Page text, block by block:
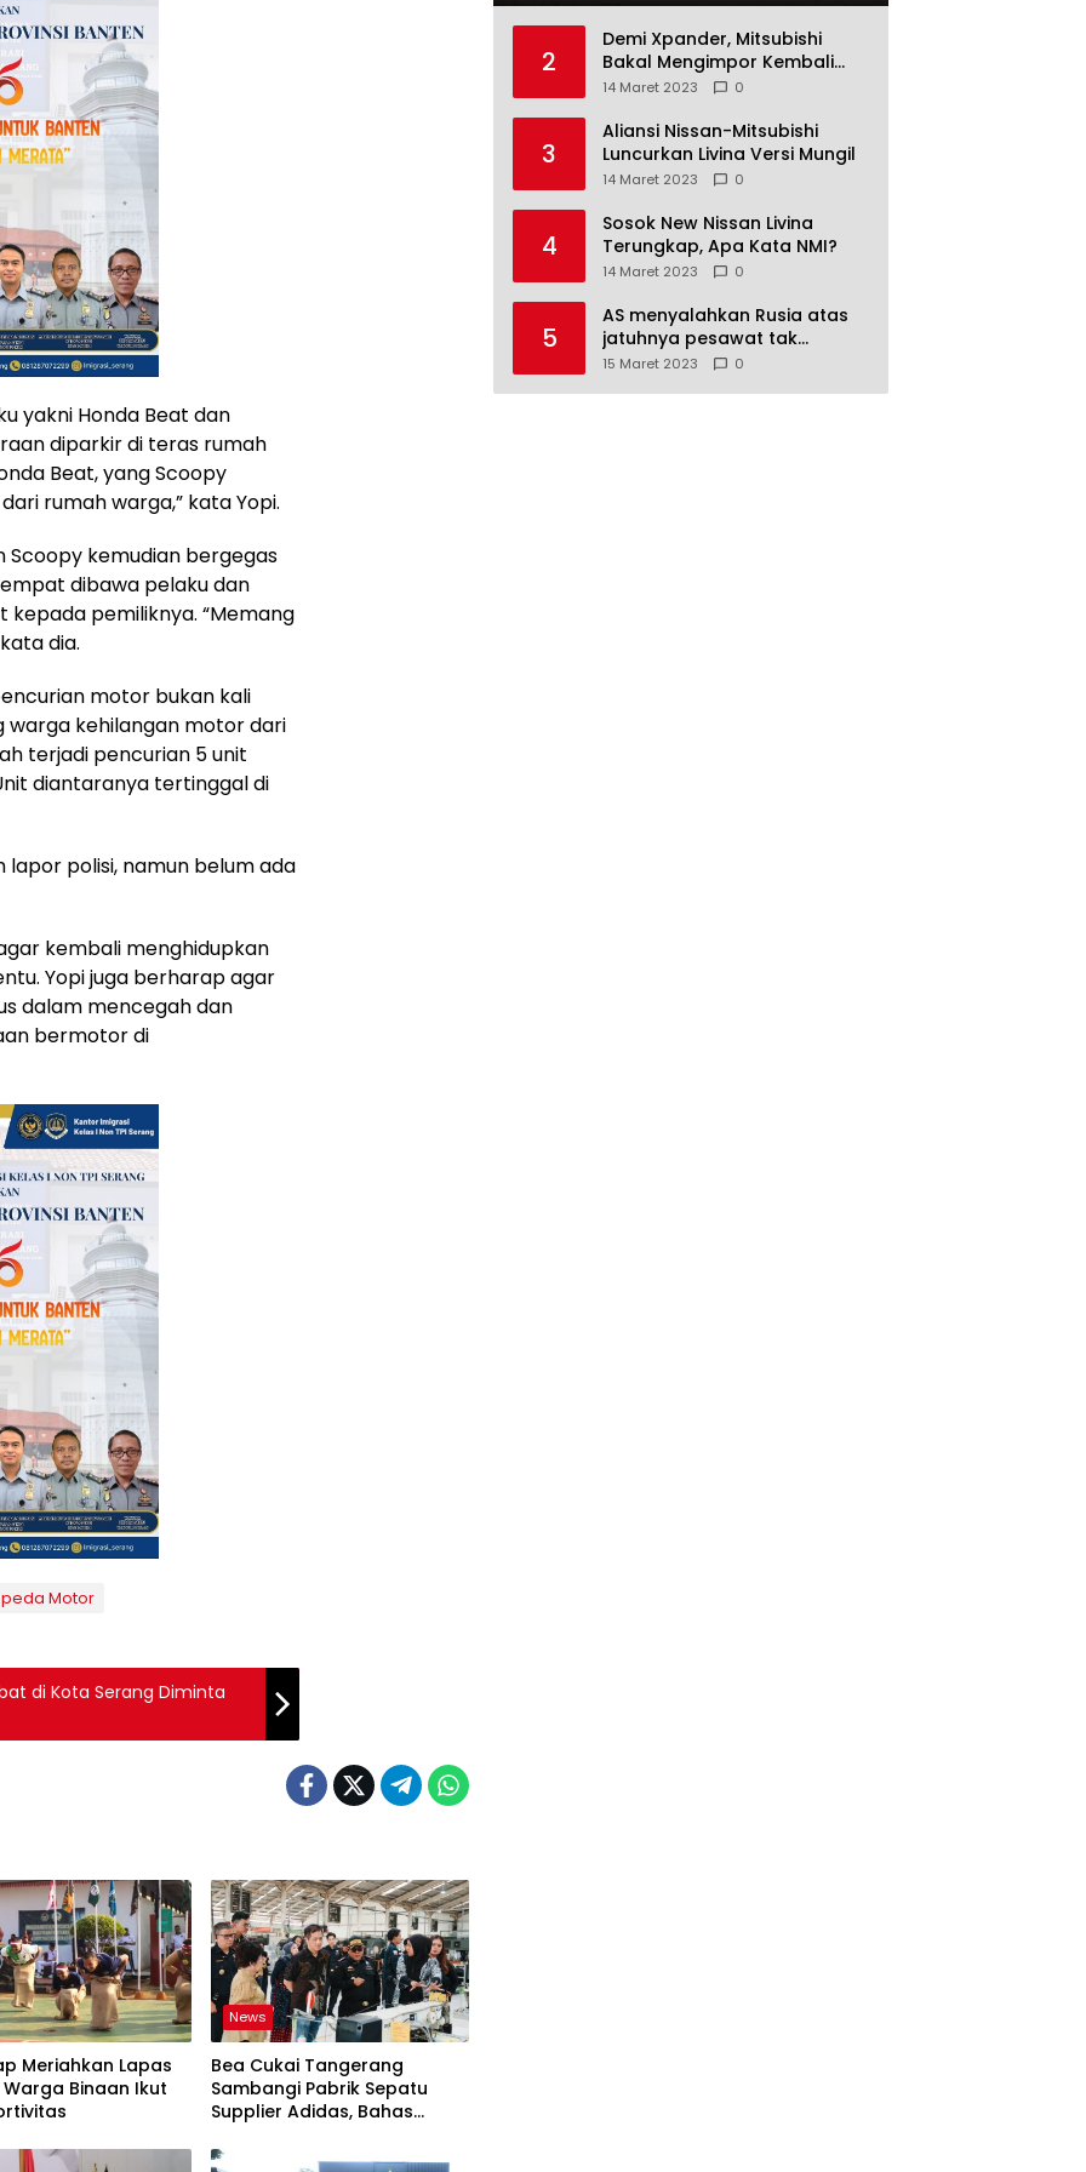
yakni Honda Beat dan
diparkir di teras rumah
Beat, yang Scoopy
rumah warga,” kata Yopi.
kemudian bergegas
dibawa pelaku dan
pemiliknya. “Memang
dia.
motor bukan kali
warga kehilangan motor dari
terjadi pencurian 5 unit
diantaranya tertinggal di
lapor polisi, namun belum ada
kembali menghidupkan
Yopi juga berharap agar
dalam mencegah dan
bermotor di
Motor
di Kota Serang Diminta
Meriahkan Lapas
Warga Binaan Ikut
News
Bea Cukai Tangerang
Sambangi Pabrik Sepatu
Supplier Adidas, Bahas
2
Demi Xpander, Mitsubishi
Bakal Mengimpor Kembali
Pajero Sport
14 Maret 2023 0
3
Aliansi Nissan-Mitsubishi
Luncurkan Livina Versi Mungil
14 Maret 2023 0
4
Sosok New Nissan Livina
Terungkap, Apa Kata NMI?
14 Maret 2023 0
5
AS menyalahkan Rusia atas
jatuhnya pesawat tak
berawak di Laut Hitam,
15 Maret 2023 0